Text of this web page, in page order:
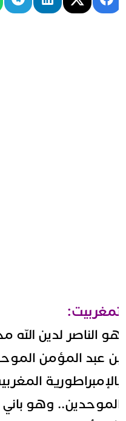
الناصر لدين
عبد المؤمن
وهو باني